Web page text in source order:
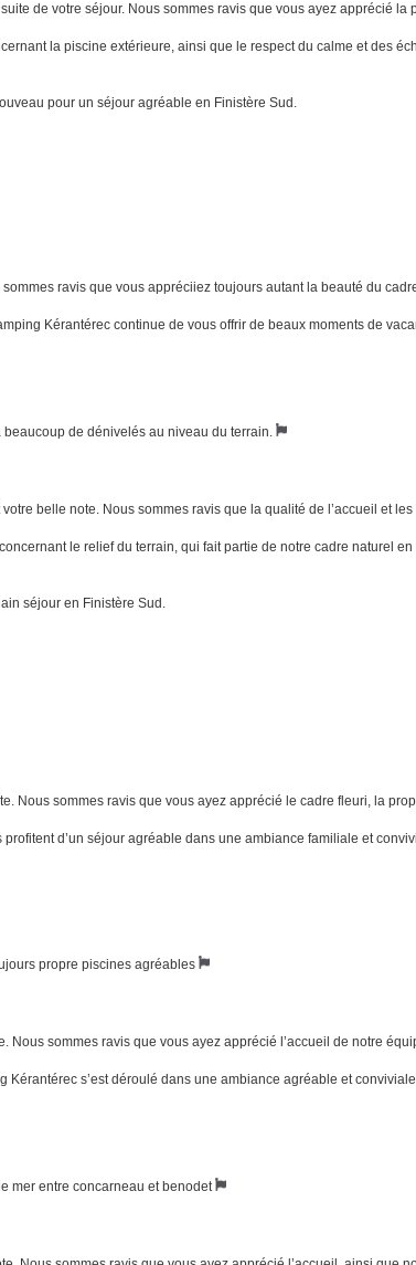
de votre séjour. Nous sommes ravis que vous ayez apprécié
la piscine extérieure, ainsi que le respect du calme et des
pour un séjour agréable en Finistère Sud.
ravis que vous appréciiez toujours autant la beauté du
Kérantérec continue de vous offrir de beaux moments de
de dénivelés au niveau du terrain.
belle note. Nous sommes ravis que la qualité de l’accueil et
le relief du terrain, qui fait partie de notre cadre naturel
séjour en Finistère Sud.
Nous sommes ravis que vous ayez apprécié le cadre fleuri, la
d’un séjour agréable dans une ambiance familiale et
propre piscines agréables
Nous sommes ravis que vous ayez apprécié l’accueil de notre
Kérantérec s’est déroulé dans une ambiance agréable et
mer entre concarneau et benodet